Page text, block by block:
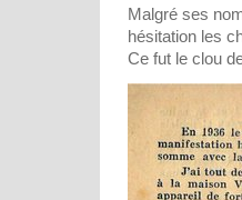
Malgré ses
hésitation les
Ce fut le clou